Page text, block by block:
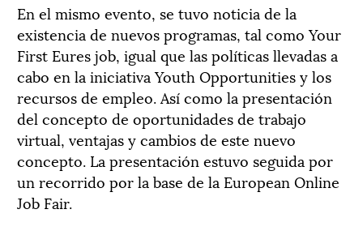
En el mismo evento, se tuvo noticia de la
existencia de nuevos programas, tal como Your
First Eures job, igual que las políticas llevadas a
cabo en la iniciativa Youth Opportunities y los
recursos de empleo. Así como la presentación
del concepto de oportunidades de trabajo
virtual, ventajas y cambios de este nuevo
concepto. La presentación estuvo seguida por
un recorrido por la base de la European Online
Job Fair.